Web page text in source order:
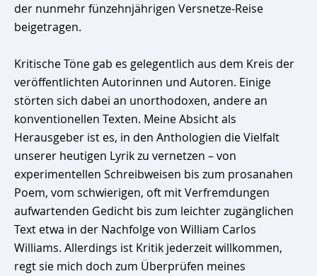
der nunmehr fünzehnjährigen Versnetze-Reise
beigetragen.
Kritische Töne gab es gelegentlich aus dem Kreis der
veröffentlichten Autorinnen und Autoren. Einige
störten sich dabei an unorthodoxen, andere an
konventionellen Texten. Meine Absicht als
Herausgeber ist es, in den Anthologien die Vielfalt
unserer heutigen Lyrik zu vernetzen – von
experimentellen Schreibweisen bis zum prosanahen
Poem, vom schwierigen, oft mit Verfremdungen
aufwartenden Gedicht bis zum leichter zugänglichen
Text etwa in der Nachfolge von William Carlos
Williams. Allerdings ist Kritik jederzeit willkommen,
regt sie mich doch zum Überprüfen meines